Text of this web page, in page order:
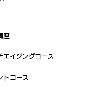
座
エイジングコース
トコース